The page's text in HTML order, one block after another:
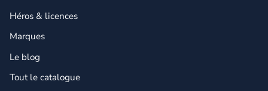
Héros & licences
Marques
Le blog
Tout le catalogue